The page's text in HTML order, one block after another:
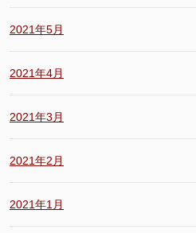
2021年5月
2021年4月
2021年3月
2021年2月
2021年1月